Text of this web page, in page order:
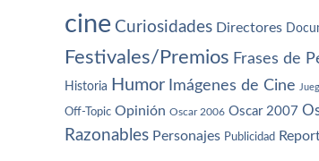
cine Curiosidades Directores
Festivales/Premios Frases de
Historia Humor Imágenes de Cine
Off-Topic Opinión Oscar 2006 Oscar 2007
Razonables Personajes Publicidad